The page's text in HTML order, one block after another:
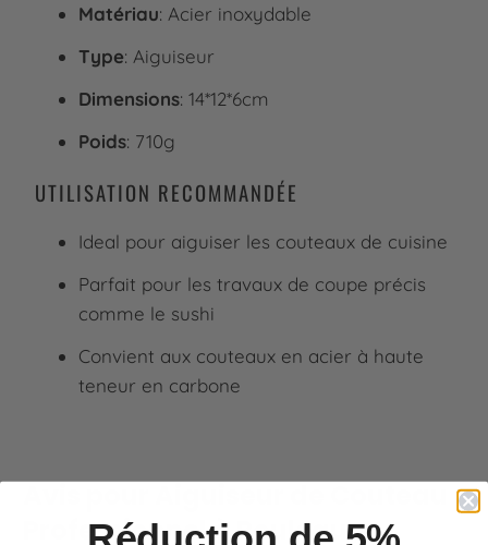
Matériau: Acier inoxydable
Type: Aiguiseur
Dimensions: 14*12*6cm
Poids: 710g
UTILISATION RECOMMANDÉE
Ideal pour aiguiser les couteaux de cuisine
Parfait pour les travaux de coupe précis
comme le sushi
Convient aux couteaux en acier à haute
teneur en carbone